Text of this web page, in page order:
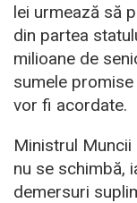
lei urmează să
din partea
milioane de
sumele
vor fi acordate.
Ministrul
nu se schimbă,
demersuri